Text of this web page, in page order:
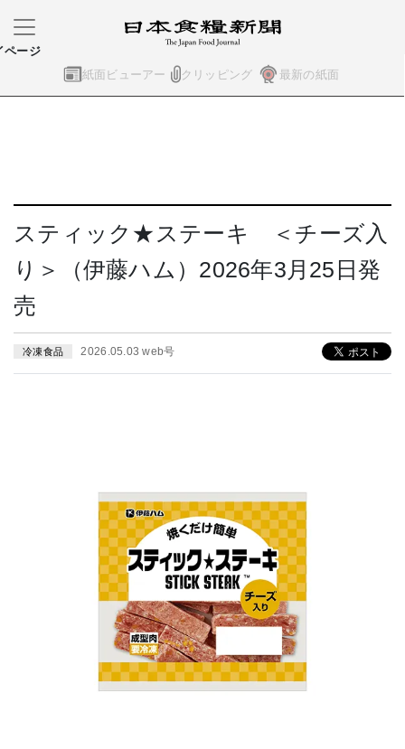
紙面ビューアー クリッピング 最新の紙面
ページ
スティック★ステーキ ＜チーズ入
り＞（伊藤ハム）2026年3月25日発
売
冷凍食品 2026.05.03 web号